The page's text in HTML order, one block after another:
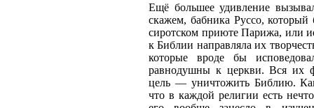
Ещё большее удивление
скажем, бабника Руссо,
сиротском приюте Парижа, или
к Библии направляла их
которые вроде бы
равнодушны к церкви. Вся их
цель — уничтожить Библию.
что в каждой религии есть